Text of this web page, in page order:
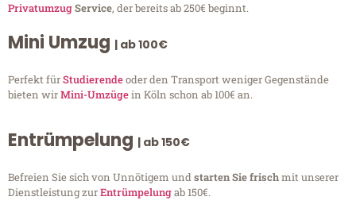
PrivatumzugService, der bereits ab 250€ beginnt.
Mini Umzug | ab 100€
Perfekt fürStudierendeoder den Transport weniger Gegenstände
bieten wirMini-Umzügein Köln schon ab 100€ an.
Entrümpelung | ab 150€
Befreien Sie sich von Unnötigem undstarten Sie frischmit unserer
Dienstleistung zurEntrümpelungab 150€.